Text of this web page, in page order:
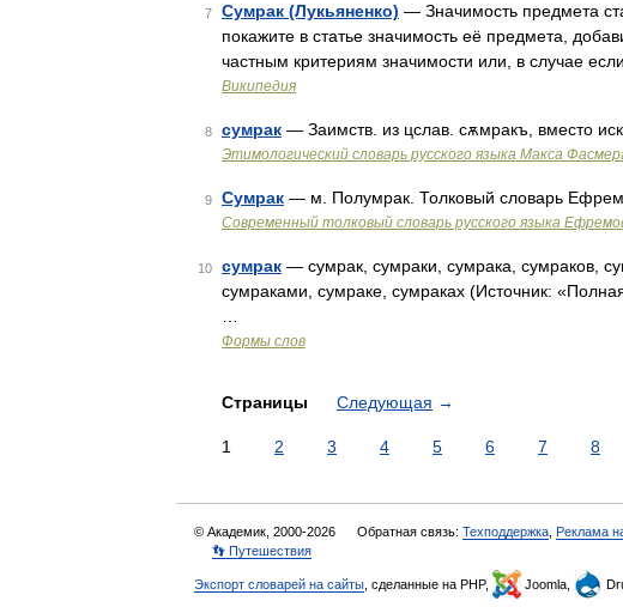
7 Сумрак (Лукьяненко) — Значимость предмета
покажите в статье значимость её предмета,
частным критериям значимости или, в случае
Википедия
8 сумрак — Заимств. из цслав. сѫмракъ, вместо
Этимологический словарь русского языка Макса
9 Сумрак — м. Полумрак. Толковый словарь
Современный толковый словарь русского языка
10 сумрак — сумрак, сумраки, сумрака, сумраков,
сумраками, сумраке, сумраках (Источник:
Формы слов
Страницы Следующая →
1 2 3 4 5 6 7 8
© Академик, 2000-2026 Обратная связь: Техподдержка Реклама
👣 Путешествия
Экспорт словарей на сайты , сделанные на PHP, Joomla,